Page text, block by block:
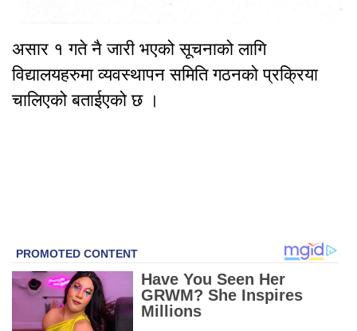
असार १ गते नै जारी भएको सूचनाको लागि
विद्यालयहरुमा व्यवस्थापन समिति गठनको प्रक्रिया
चालिएको बताईएको छ ।